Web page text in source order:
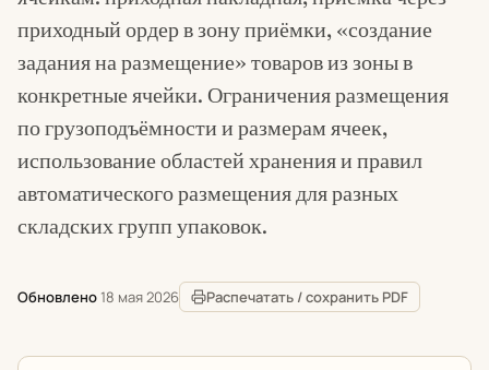
приходный ордер в зону приёмки, «создание
задания на размещение» товаров из зоны в
конкретные ячейки. Ограничения размещения
по грузоподъёмности и размерам ячеек,
использование областей хранения и правил
автоматического размещения для разных
складских групп упаковок.
Обновлено 18 мая 2026 Распечатать / сохранить PDF